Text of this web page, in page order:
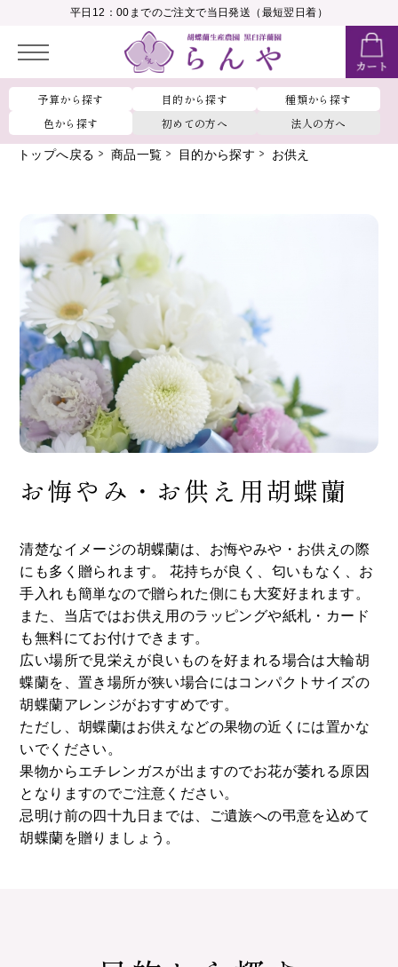
平日12：00までのご注文で当日発送（最短翌日着）
予算から探す 目的から探す
種類から探す
色から探す
初めての方へ 法人の方へ
会員ランク：__MEMBER_RANK_NAME__
トップへ戻る 商品一覧 目的から探す お供え
お悔やみ・お供え用胡蝶蘭
清楚なイメージの胡蝶蘭は、お悔やみや・お供えの際
にも多く贈られます。 花持ちが良く、匂いもなく、お
手入れも簡単なので贈られた側にも大変好まれます。
また、当店ではお供え用のラッピングや紙札・カード
も無料にてお付けできます。
広い場所で見栄えが良いものを好まれる場合は大輪胡
蝶蘭を、置き場所が狭い場合にはコンパクトサイズの
胡蝶蘭アレンジがおすすめです。
ただし、胡蝶蘭はお供えなどの果物の近くには置かな
いでください。
果物からエチレンガスが出ますのでお花が萎れる原因
となりますのでご注意ください。
忌明け前の四十九日までは、ご遺族への弔意を込めて
胡蝶蘭を贈りましょう。